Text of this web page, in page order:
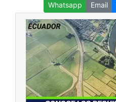
Whatsapp Email